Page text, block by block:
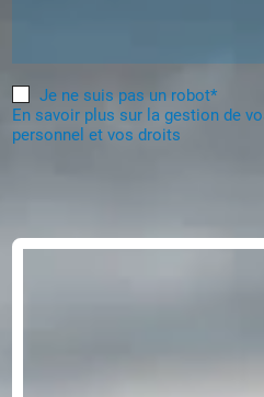
Je ne suis pas un robot*
En savoir plus sur la gestion de
personnel et vos droits